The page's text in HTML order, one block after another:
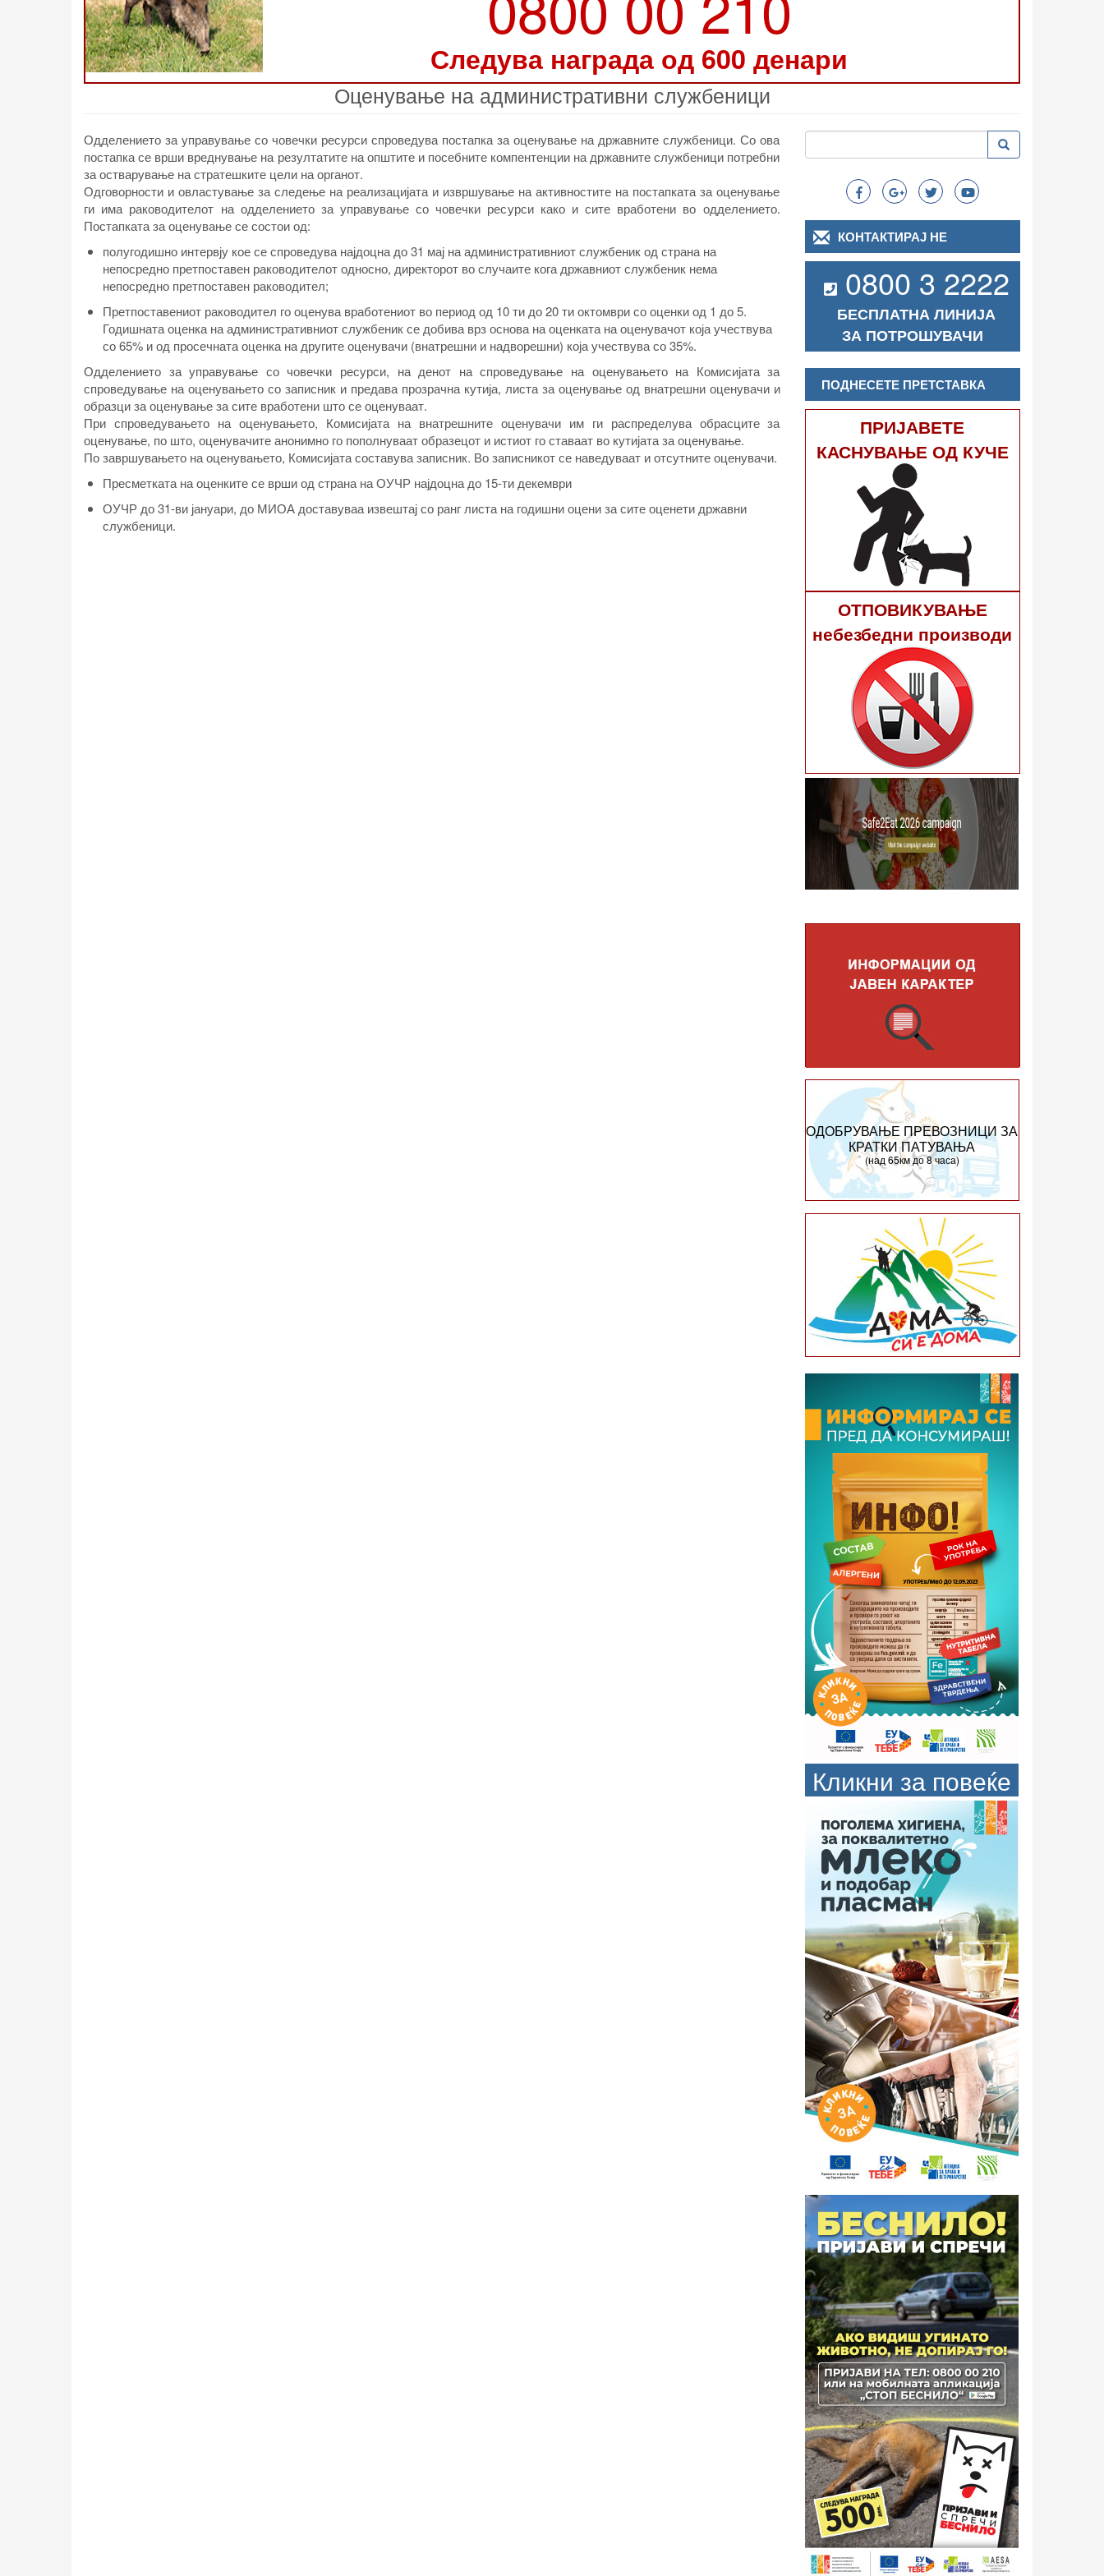
Следува награда од 600 денари
Оценување на административни службеници
Одделението за управување со човечки ресурси спроведува постапка за оценување на државните службеници. Со ова
постапка се врши вреднување на резултатите на општите и посебните компентенции на државните службеници потребни
за остварување на стратешките цели на органот.
Одговорности и овластување за следење на реализацијата и извршување на активностите на постапката за оценување
ги има раководителот на одделението за управување со човечки ресурси како и сите вработени во одделението.
Постапката за оценување се состои од:
полугодишно интервју кое се спроведува најдоцна до 31 мај на административниот службеник од страна на
непосредно претпоставен раководителот односно, директорот во случаите кога државниот службеник нема
непосредно претпоставен раководител;
Претпоставениот раководител го оценува вработениот во период од 10 ти до 20 ти октомври со оценки од 1 до 5.
Годишната оценка на административниот службеник се добива врз основа на оценката на оценувачот која учествува
со 65% и од просечната оценка на другите оценувачи (внатрешни и надворешни) која учествува со 35%.
Одделението за управување со човечки ресурси, на денот на спроведување на оценувањето на Комисијата за
спроведување на оценувањето со записник и предава прозрачна кутија, листа за оценување од внатрешни оценувачи и
образци за оценување за сите вработени што се оценуваат.
При спроведувањето на оценувањето, Комисијата на внатрешните оценувачи им ги распределува обрасците за
оценување, по што, оценувачите анонимно го пополнуваат образецот и истиот го ставаат во кутијата за оценување.
По завршувањето на оценувањето, Комисијата составува записник. Во записникот се наведуваат и отсутните оценувачи.
Пресметката на оценките се врши од страна на ОУЧР најдоцна до 15-ти декември
ОУЧР до 31-ви јануари, до МИОА доставуваа извештај со ранг листа на годишни оцени за сите оценети државни
службеници.
Search
Пребарување Пребарување
КОНТАКТИРАЈ НЕ
0800 3 2222
БЕСПЛАТНА ЛИНИЈА
ЗА ПОТРОШУВАЧИ
ПОДНЕСЕТЕ ПРЕТСТАВКА
ПРИЈАВЕТЕ
КАСНУВАЊЕ ОД КУЧЕ
ОТПОВИКУВАЊЕ
небезбедни производи
ОДОБРУВАЊЕ ПРЕВОЗНИЦИ ЗА
КРАТКИ ПАТУВАЊА
(над 65км до 8 часа)
Кликни за повеќе